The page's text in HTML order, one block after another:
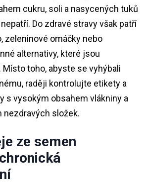
cukru, soli a nasycených tuků
Do zdravé stravy však patří
zeleninové omáčky nebo
alternativy, které jsou
Místo toho, abyste se vyhýbali
raději kontrolujte etikety a
s vysokým obsahem vlákniny a
nezdravých složek.
ze semen